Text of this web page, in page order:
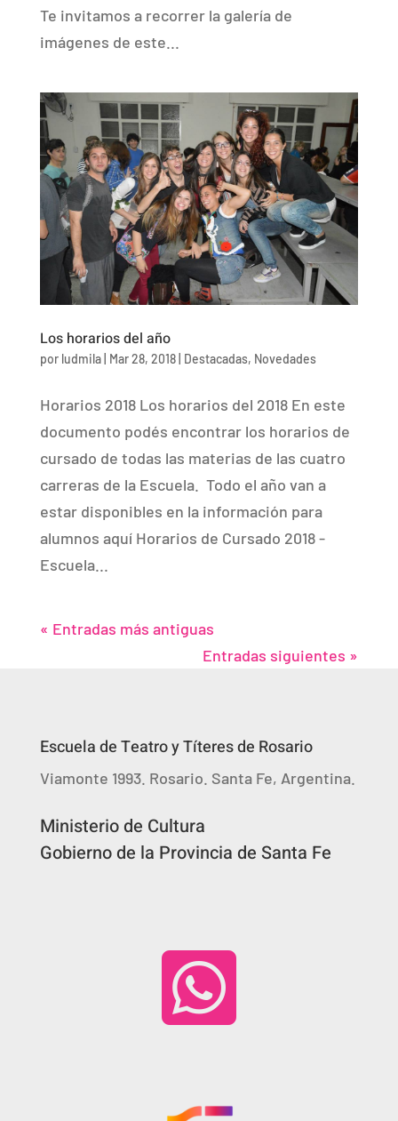
Te invitamos a recorrer la galería de
imágenes de este...
Los horarios del año
por ludmila| Mar 28, 2018| Destacadas, Novedades
Horarios 2018 Los horarios del 2018 En este
documento podés encontrar los horarios de
cursado de todas las materias de las cuatro
carreras de la Escuela. Todo el año van a
estar disponibles en la información para
alumnos aquí Horarios de Cursado 2018 -
Escuela...
« Entradas más antiguas
Entradas siguientes »
Escuela de Teatro y Títeres de Rosario
Viamonte 1993. Rosario. Santa Fe, Argentina.
Ministerio de Cultura
Gobierno de la Provincia de Santa Fe
